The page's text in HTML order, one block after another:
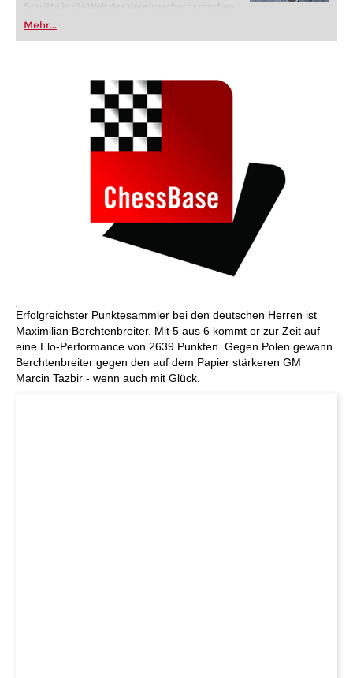
Schritte in die Welt des Vereinsschachs machen
oder bereits auf Turnierniveau spielen: Mit
FRITZ trainieren Sie effizienter, intelligenter und
individueller als je zuvor.
Mehr...
Erfolgreichster Punktesammler bei den deutschen Herren ist
Maximilian Berchtenbreiter. Mit 5 aus 6 kommt er zur Zeit auf
eine Elo-Performance von 2639 Punkten. Gegen Polen gewann
Berchtenbreiter gegen den auf dem Papier stärkeren GM
Marcin Tazbir - wenn auch mit Glück.